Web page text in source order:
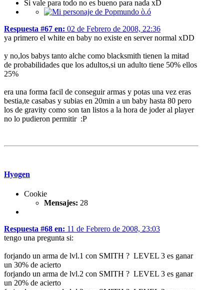
Si vale para todo no es bueno para nada xD
Respuesta #67 en: 02 de Febrero de 2008, 22:36
ya primero el white en baby no existe en server normal xDD
y no,los babys tanto alche como blacksmith tienen la mitad
de probabilidades que los adultos,si un adulto tiene 50% ellos
25%
era una forma facil de conseguir armas y potas una vez eras
bestia,te casabas y subias en 20min a un baby hasta 80 pero
los de gravity como son tan listos a la hora de joder al player
no lo pudieron permitir :P
Hyogen
Cookie
Mensajes: 28
Respuesta #68 en: 11 de Febrero de 2008, 23:03
tengo una pregunta si:
forjando un arma de lvl.1 con SMITH ? LEVEL 3 es ganar
un 30% de acierto
forjando un arma de lvl.2 con SMITH ? LEVEL 3 es ganar
un 20% de acierto